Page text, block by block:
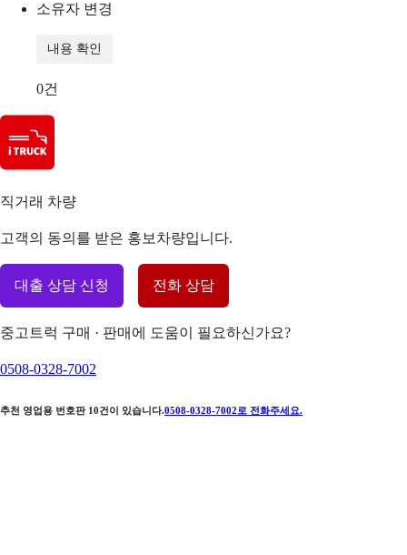
소유자 변경
내용 확인
0건
직거래 차량
고객의 동의를 받은 홍보차량입니다.
대출 상담 신청 전화 상담
중고트럭 구매 · 판매에 도움이 필요하신가요?
0508-0328-7002
추천 영업용 번호판 10건이 있습니다.0508-0328-7002 로 전화주세요.